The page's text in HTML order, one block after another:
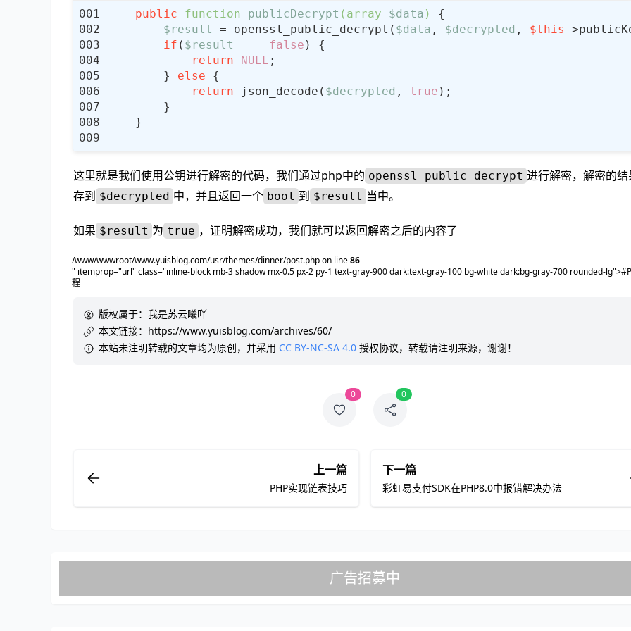
public function publicDecrypt ( array $data )
$result
= openssl_public_decrypt( $data , $decrypted , $this
if ( $result === false
return
NULL
        }
else
return json_decode( $decrypted , true
这里就是我们使用公钥进行解密的代码，我们通过php中的 openssl_public_decrypt 进行解密，解密的
存到 $decrypted 中，并且返回一个 bool 到 $result 当中。
如果 $result 为 true ，证明解密成功，我们就可以返回解密之后的内容了
/www/wwwroot/www.yuisblog.com/usr/themes/dinner/post.php on line86
" itemprop="url" class="inline-block mb-3 shadow mx-0.5 px-2 py-1 text-gray-900 dark:text-gray-100 bg-white dark:bg-gray-700 rounded-
程
版权属于： 我是苏云曦吖
本文链接： https://www.yuisblog.com/archives/60/
本站未注明转载的文章均为原创，并采用 CC BY-NC-SA 4.0 授权协议，转载请注明来源，谢谢！
0 0
上一篇
PHP实现链表技巧
下一篇
彩虹易支付SDK在PHP8.0中报错解决办法